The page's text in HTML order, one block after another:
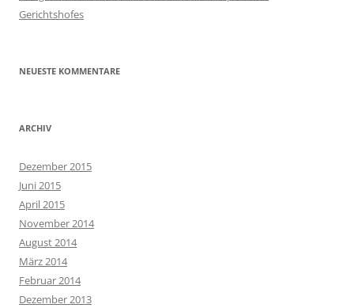
Gerichtshofes
NEUESTE KOMMENTARE
ARCHIV
Dezember 2015
Juni 2015
April 2015
November 2014
August 2014
März 2014
Februar 2014
Dezember 2013